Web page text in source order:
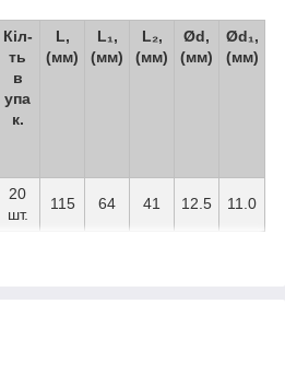
Кіл-
ть
в
упа
к.
L,
(мм)
L₁,
(мм)
L₂,
(мм)
Ød,
(мм)
Ød₁,
(мм)
20
шт.
115 64 41 12.5 11.0